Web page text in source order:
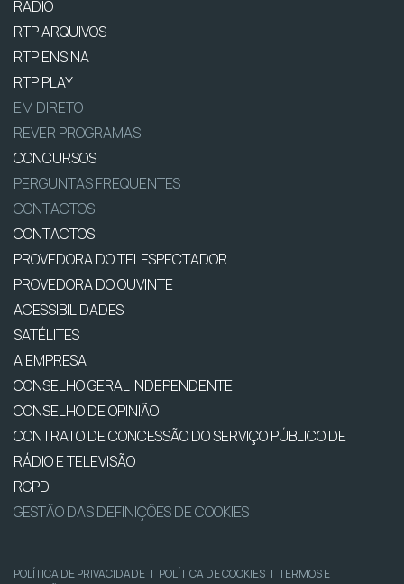
RÁDIO
RTP ARQUIVOS
RTP ENSINA
RTP PLAY
EM DIRETO
REVER PROGRAMAS
CONCURSOS
PERGUNTAS FREQUENTES
CONTACTOS
CONTACTOS
PROVEDORA DO TELESPECTADOR
PROVEDORA DO OUVINTE
ACESSIBILIDADES
SATÉLITES
A EMPRESA
CONSELHO GERAL INDEPENDENTE
CONSELHO DE OPINIÃO
CONTRATO DE CONCESSÃO DO SERVIÇO PÚBLICO DE
RÁDIO E TELEVISÃO
RGPD
GESTÃO DAS DEFINIÇÕES DE COOKIES
POLÍTICA DE PRIVACIDADE | POLÍTICA DE COOKIES | TERMOS E